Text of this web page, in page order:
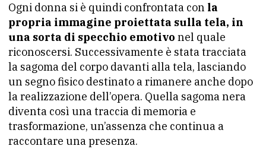
Ogni donna si è quindi confrontata con la
propria immagine proiettata sulla tela, in
una sorta di specchio emotivo nel quale
riconoscersi. Successivamente è stata tracciata
la sagoma del corpo davanti alla tela, lasciando
un segno fisico destinato a rimanere anche dopo
la realizzazione dell’opera. Quella sagoma nera
diventa così una traccia di memoria e
trasformazione, un’assenza che continua a
raccontare una presenza.